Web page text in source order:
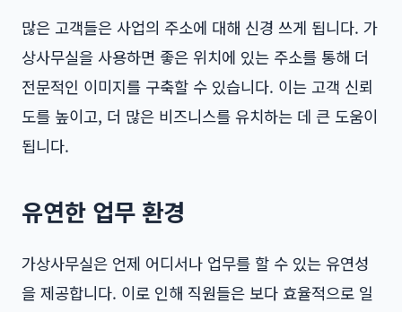
많은 고객들은 사업의 주소에 대해 신경 쓰게 됩니다. 가
상사무실을 사용하면 좋은 위치에 있는 주소를 통해 더
전문적인 이미지를 구축할 수 있습니다. 이는 고객 신뢰
도를 높이고, 더 많은 비즈니스를 유치하는 데 큰 도움이
됩니다.
유연한 업무 환경
가상사무실은 언제 어디서나 업무를 할 수 있는 유연성
을 제공합니다. 이로 인해 직원들은 보다 효율적으로 일